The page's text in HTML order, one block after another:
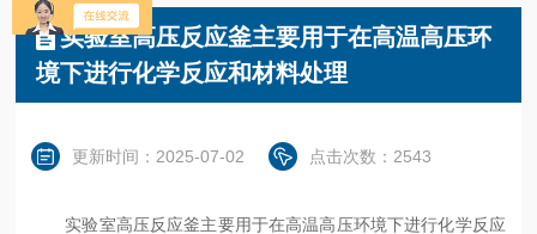
实验室高压反应釜主要用于在高温高压环
境下进行化学反应和材料处理
更新时间：2025-07-02 点击次数：2543
实验室高压反应釜主要用于在高温高压环境下进行化学反应